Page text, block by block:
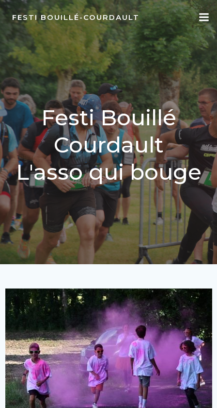
Aller
au
contenu
FESTI BOUILLÉ-COURDAULT
Festi Bouillé
Courdault
L'asso qui bouge